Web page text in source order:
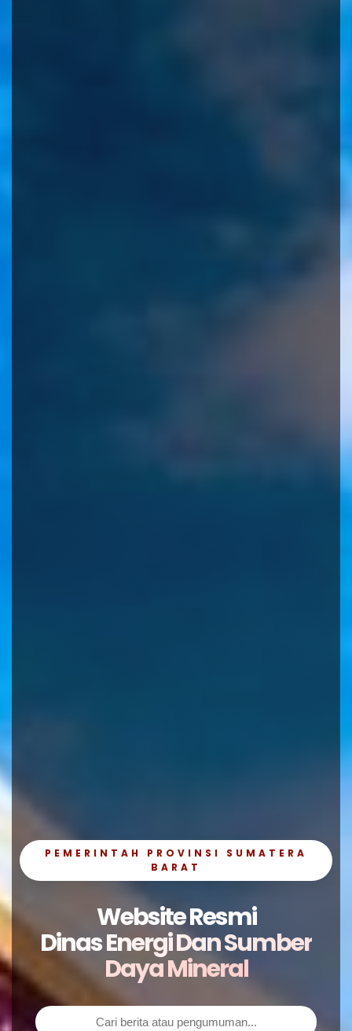
PEMERINTAH PROVINSI SUMATERA
BARAT
Website Resmi
Dinas Energi Dan Sumber
Daya Mineral